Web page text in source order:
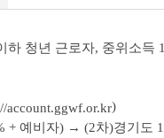
하 청년 근로자, 중위소득
account.ggwf.or.kr)
+ 예비자) → (2차)경기도